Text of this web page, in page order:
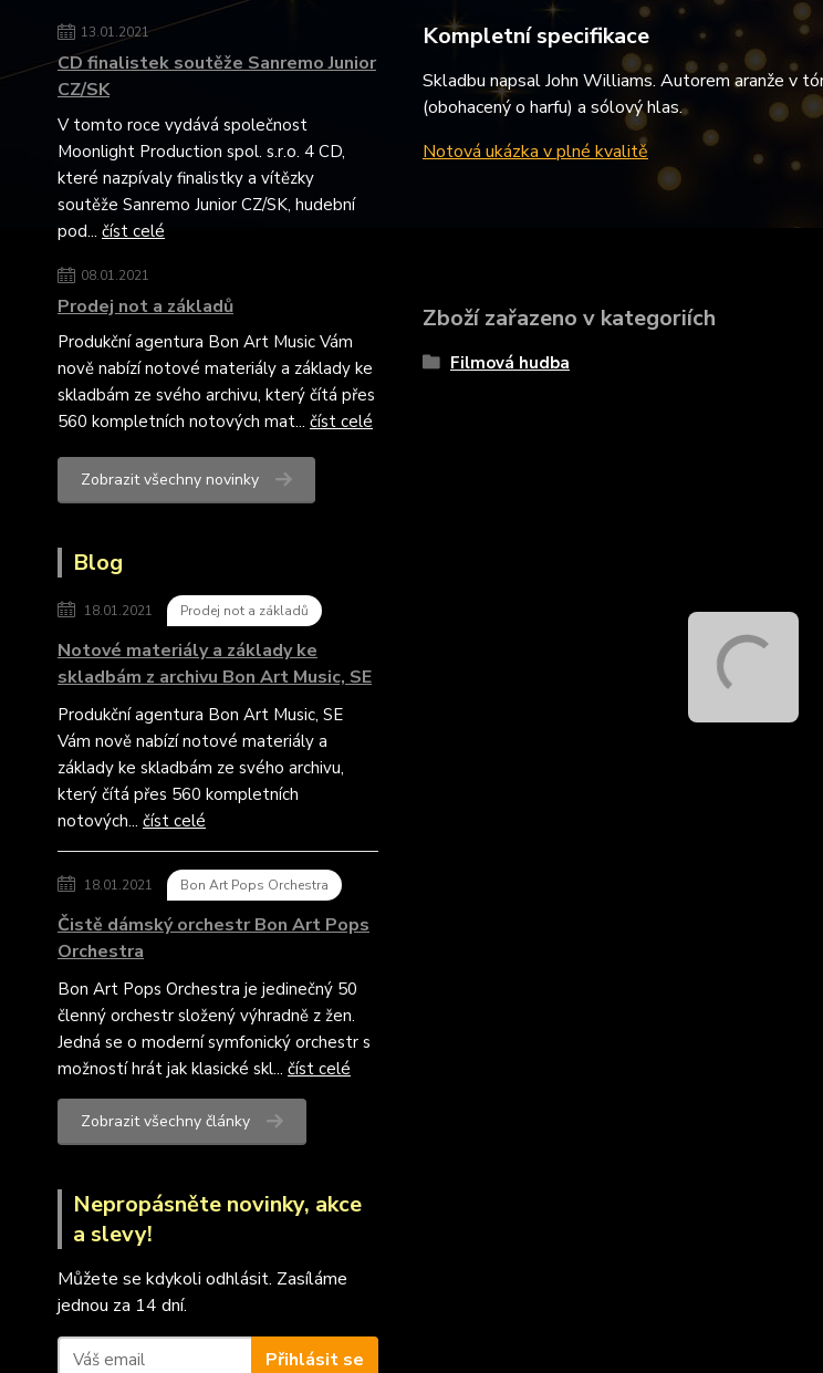
13.01.2021
CD finalistek soutěže Sanremo Junior
CZ/SK
V tomto roce vydává společnost
Moonlight Production spol. s.r.o. 4 CD,
které nazpívaly finalistky a vítězky
soutěže Sanremo Junior CZ/SK, hudební
pod... číst celé
08.01.2021
Prodej not a základů
Produkční agentura Bon Art Music Vám
nově nabízí notové materiály a základy ke
skladbám ze svého archivu, který čítá přes
560 kompletních notových mat... číst celé
Zobrazit všechny novinky
Blog
18.01.2021 Prodej not a základů
Notové materiály a základy ke
skladbám z archivu Bon Art Music, SE
Produkční agentura Bon Art Music, SE
Vám nově nabízí notové materiály a
základy ke skladbám ze svého archivu,
který čítá přes 560 kompletních
notových... číst celé
18.01.2021 Bon Art Pops Orchestra
Čistě dámský orchestr Bon Art Pops
Orchestra
Bon Art Pops Orchestra je jedinečný 50
členný orchestr složený výhradně z žen.
Jedná se o moderní symfonický orchestr s
možností hrát jak klasické skl... číst celé
Zobrazit všechny články
Nepropásněte novinky, akce
a slevy!
Můžete se kdykoli odhlásit. Zasíláme
jednou za 14 dní.
Přihlásit se
Kompletní specifikace
Skladbu napsal John Williams. Autorem aranže v
(obohacený o harfu) a sólový hlas.
Notová ukázka v plné kvalitě
Zboží zařazeno v kategoriích
Filmová hudba